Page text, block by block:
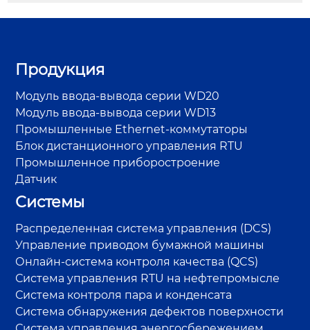
Продукция
Модуль ввода-вывода серии WD20
Модуль ввода-вывода серии WD13
Промышленные Ethernet-коммутаторы
Блок дистанционного управления RTU
Промышленное приборостроение
Датчик
Системы
Распределенная система управления (DCS)
Управление приводом бумажной машины
Онлайн-система контроля качества (QCS)
Система управления RTU на нефтепромысле
Система контроля пара и конденсата
Система обнаружения дефектов поверхности